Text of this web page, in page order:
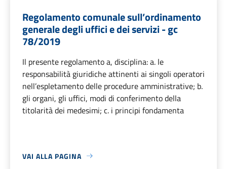
Regolamento comunale sull’ordinamento
generale degli uffici e dei servizi - gc
78/2019
Il presente regolamento a, disciplina: a. le
responsabilità giuridiche attinenti ai singoli operatori
nell’espletamento delle procedure amministrative; b.
gli organi, gli uffici, modi di conferimento della
titolarità dei medesimi; c. i principi fondamenta
VAI ALLA PAGINA